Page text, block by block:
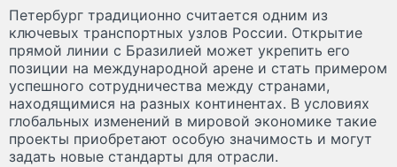
Петербург традиционно считается одним из
ключевых транспортных узлов России. Открытие
прямой линии с Бразилией может укрепить его
позиции на международной арене и стать примером
успешного сотрудничества между странами,
находящимися на разных континентах. В условиях
глобальных изменений в мировой экономике такие
проекты приобретают особую значимость и могут
задать новые стандарты для отрасли.